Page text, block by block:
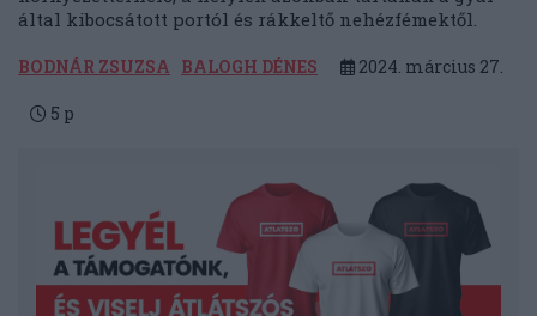
által kibocsátott portól és rákkeltő nehézfémektől.
BODNÁR ZSUZSA BALOGH DÉNES 2024. március 27.
5 p